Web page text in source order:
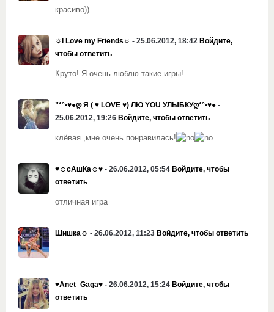
красиво))
☼I Love my Friends☼ - 25.06.2012, 18:42 Войдите,
чтобы ответить
Круто! Я очень люблю такие игры!
”*°•♥●ღ Я ( ♥ LOVE ♥) ЛЮ YOU УЛЫБКУღ*°•♥● -
25.06.2012, 19:26 Войдите, чтобы ответить
клёвая ,мне очень понравилась!
♥☺сАшКа☺♥ - 26.06.2012, 05:54 Войдите, чтобы
ответить
отличная игра
Шишка☺ - 26.06.2012, 11:23 Войдите, чтобы ответить
♥Anet_Gaga♥ - 26.06.2012, 15:24 Войдите, чтобы
ответить